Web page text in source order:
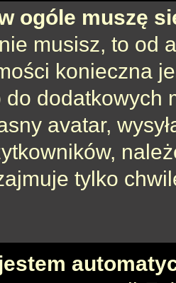
ogóle muszę
musisz, to od
konieczna
do dodatkowych
avatar,
tylko